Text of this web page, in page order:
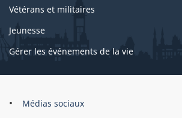
Vétérans et militaires
Jeunesse
Gérer les événements de la vie
Organisation
Médias sociaux